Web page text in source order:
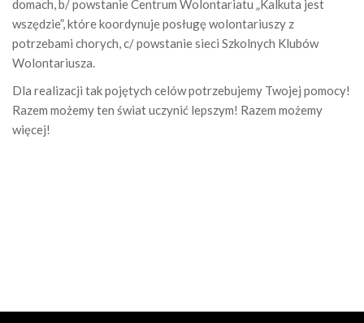
domach, b/ powstanie Centrum Wolontariatu „Kalkuta jest
wszędzie”, które koordynuje posługę wolontariuszy z
potrzebami chorych, c/ powstanie sieci Szkolnych Klubów
Wolontariusza.
Dla realizacji tak pojętych celów potrzebujemy Twojej pomocy!
Razem możemy ten świat uczynić lepszym! Razem możemy
więcej!